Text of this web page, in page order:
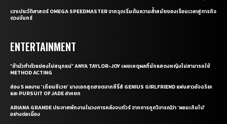
เจาะประวัติศาสตร์ OMEGA SPEEDMASTER จากจุดเริ่มต้นความล้ำสมัยของเรือนเวลาสู่ภารกิจ
ดวงจันทร์
ENTERTAINMENT
“ถ้ามัวทำตัวแย่คงไม่สนุกแน่” ANYA TAYLOR-JOY เผยเหตุผลที่นักแสดงหญิงไม่สามารถใช้
METHOD ACTING
ส่อง 5 ผลงาน ‘เถียนซีเวย’ นางเอกสุดฮอตจากซีรี่ส์ GENIUS GIRLFRIEND แฟนสาวอัจฉริยะ
และ PURSUIT OF JADE ล่าหยก
ARIANA GRANDE ประกาศพักงานในวงการหลังจบทัวร์ จากการถูกวิจารณ์ว่า ‘ผอมเกินไป’
อย่างต่อเนื่อง